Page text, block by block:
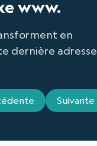
www.
en
dernière adresse
Suivante